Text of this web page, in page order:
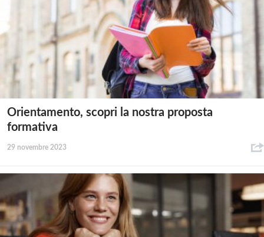
Orientamento, scopri la nostra proposta
formativa
29 novembre 2023